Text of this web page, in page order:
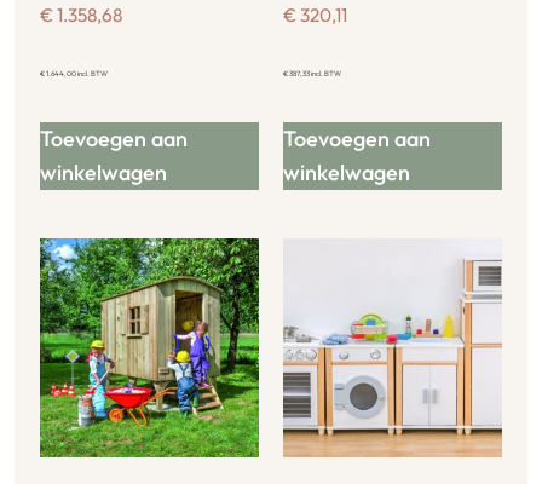
€ 1.358,68
€1.644,00incl. BTW
Toevoegen aan
winkelwagen
€ 320,11
€387,33incl. BTW
Toevoegen aan
winkelwagen